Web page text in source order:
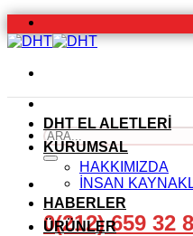
İçeriğe
atla
Ara:
0(212) 659 32
DHT EL ALETLERİ
KURUMSAL
HAKKIMIZDA
İNSAN
HABERLER
ÜRÜNLER